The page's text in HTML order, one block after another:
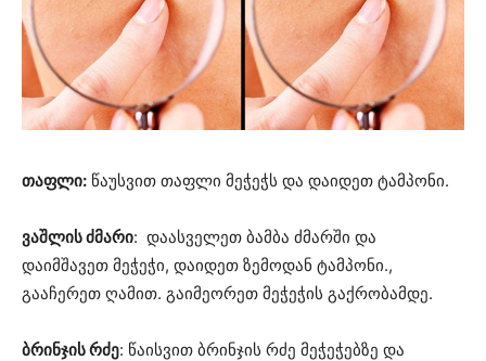
თაფლი: წაუსვით თაფლი მეჭეჭს და დაიდეთ ტამპონი.
ვაშლის ძმარი: დაასველეთ ბამბა ძმარში და
დაიმშავეთ მეჭეჭი, დაიდეთ ზემოდან ტამპონი.,
გააჩერეთ ღამით. გაიმეორეთ მეჭეჭის გაქრობამდე.
ბრინჯის რძე: წაისვით ბრინჯის რძე მეჭეჭებზე და